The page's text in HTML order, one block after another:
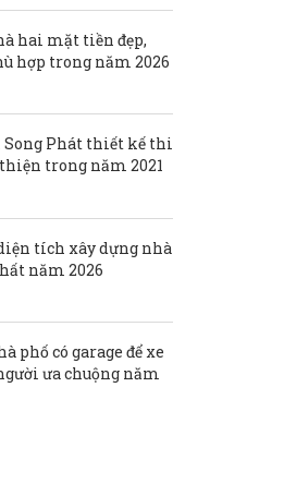
hai mặt tiền đẹp,
hợp trong năm 2026
Phát thiết kế thi
trong năm 2021
tích xây dựng nhà
năm 2026
phố có garage để xe
ưa chuộng năm